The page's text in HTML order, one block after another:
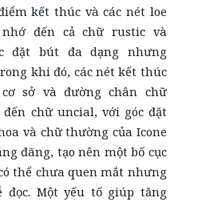
kết thúc và các nét loe
đến cả chữ rustic và
đặt bút đa dạng nhưng
khi đó, các nét kết thúc
sở và đường chân chữ
chữ uncial, với góc đặt
và chữ thường của Icone
đãng, tạo nên một bố cục
thể chưa quen mắt nhưng
đọc. Một yếu tố giúp tăng